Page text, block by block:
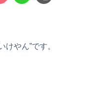
けやん”です。